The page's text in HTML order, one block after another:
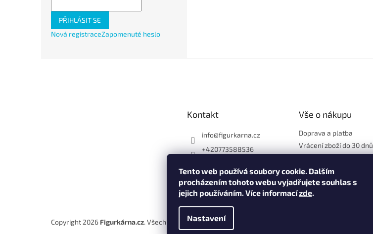
Tento web používá soubory cookie. Dalším
procházením tohoto webu vyjadřujete souhlas s
jejich používáním. Více informacízde.
Nastavení
PŘIHLÁSIT SE
Nová registraceZapomenuté heslo
Kontakt
info@figurkarna.cz
+420773588536
Vše o nákupu
Doprava a platba
Vrácení zboží do 30 dnů
Obchodní podmínky
Ochrana osobních údajů
Copyright 2026 Figurkárna.cz. Všechna práva vyhrazena.